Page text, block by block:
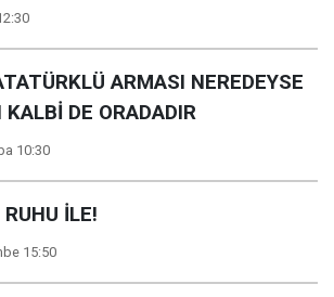
ARMASI NEREDEYSE
KALBİ DE ORADADIR
10:30
İLE!
15:50